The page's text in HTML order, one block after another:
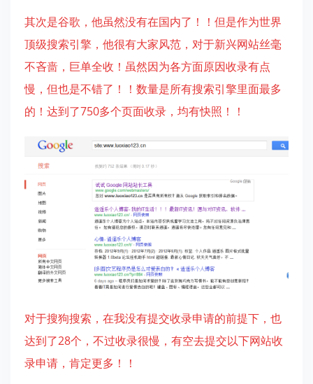
其次是谷歌，他虽然没有在国内了！！但是作为世界
顶级搜索引擎，他很有大家风范，对于新兴网站丝毫
不吝啬，巨单全收！虽然因为各方面原因收录有点
慢，但也是不错了！！数量是所有搜索引擎里面最多
的！达到了750多个页面收录，均有快照！！
对于搜狗搜索，在我没有提交收录申请的前提下，也
达到了28个，不过收录很慢，有空去提交以下网站收
录申请，肯定更多！！